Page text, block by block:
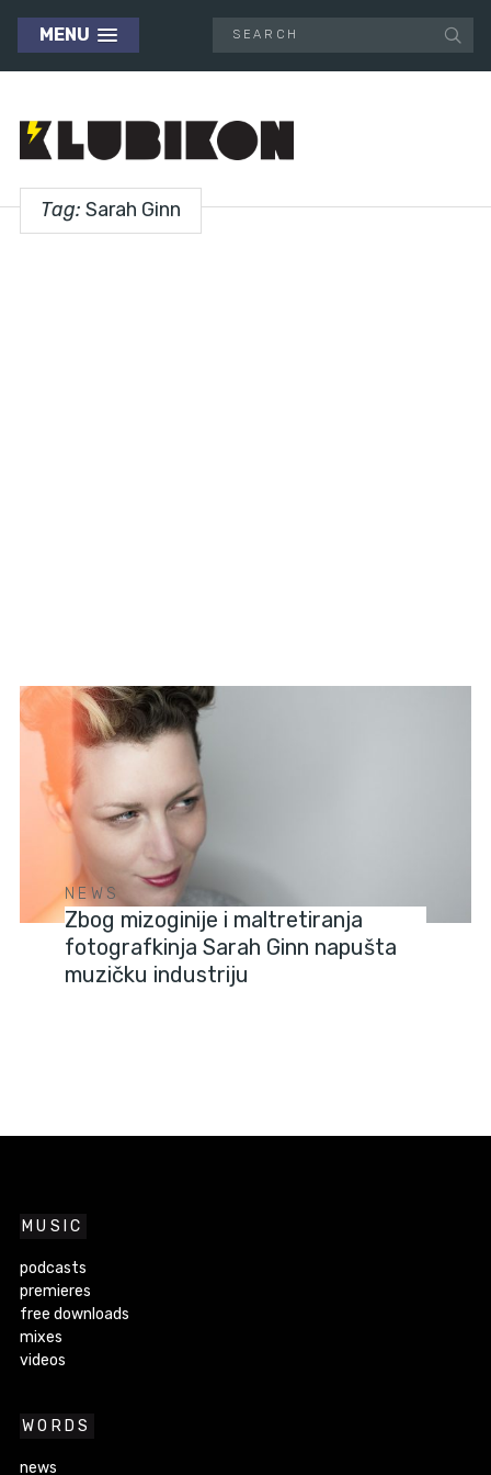
MENU
Tag: Sarah Ginn
NEWS
Zbog mizoginije i maltretiranja
fotografkinja Sarah Ginn napušta
muzičku industriju
MUSIC
podcasts
premieres
free downloads
mixes
videos
WORDS
news